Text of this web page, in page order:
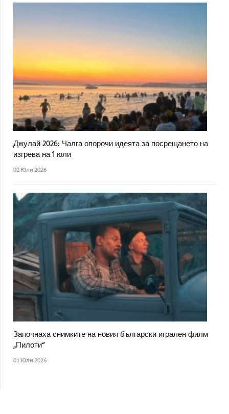
Джулай 2026: Чалга опорочи идеята за посрещането на
изгрева на 1 юли
02 Юли 2026
Започнаха снимките на новия български игрален филм
„Пилоти“
01 Юли 2026